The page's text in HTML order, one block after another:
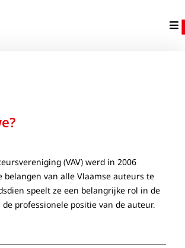
(VAV) werd in 2006
belangen van alle Vlaamse auteurs te
speelt ze een belangrijke rol in de
professionele positie van de auteur.